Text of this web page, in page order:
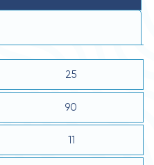
25
90
11